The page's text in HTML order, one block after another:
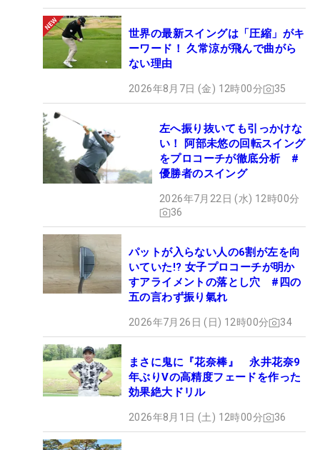
世界の最新スイングは「圧縮」がキ
ーワード！ 久常涼が飛んで曲がら
ない理由
2026年8月7日 (金) 12時00分 35
左へ振り抜いても引っかけな
い！ 阿部未悠の回転スイング
をプロコーチが徹底分析 #
優勝者のスイング
2026年7月22日 (水) 12時00分
36
パットが入らない人の6割が左を向
いていた!? 女子プロコーチが明か
すアライメントの落とし穴 #四の
五の言わず振り氣れ
2026年7月26日 (日) 12時00分 34
まさに鬼に『花奈棒』 永井花奈9
年ぶりVの高精度フェードを作った
効果絶大ドリル
2026年8月1日 (土) 12時00分 36